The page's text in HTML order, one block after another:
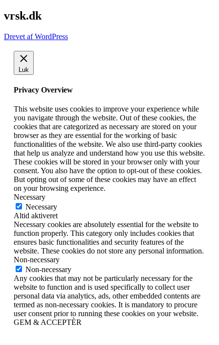
vrsk.dk
Drevet af WordPress
Luk
Privacy Overview
This website uses cookies to improve your experience while
you navigate through the website. Out of these cookies, the
cookies that are categorized as necessary are stored on your
browser as they are essential for the working of basic
functionalities of the website. We also use third-party cookies
that help us analyze and understand how you use this website.
These cookies will be stored in your browser only with your
consent. You also have the option to opt-out of these cookies.
But opting out of some of these cookies may have an effect
on your browsing experience.
Necessary
Necessary
Altid aktiveret
Necessary cookies are absolutely essential for the website to
function properly. This category only includes cookies that
ensures basic functionalities and security features of the
website. These cookies do not store any personal information.
Non-necessary
Non-necessary
Any cookies that may not be particularly necessary for the
website to function and is used specifically to collect user
personal data via analytics, ads, other embedded contents are
termed as non-necessary cookies. It is mandatory to procure
user consent prior to running these cookies on your website.
GEM & ACCEPTÈR